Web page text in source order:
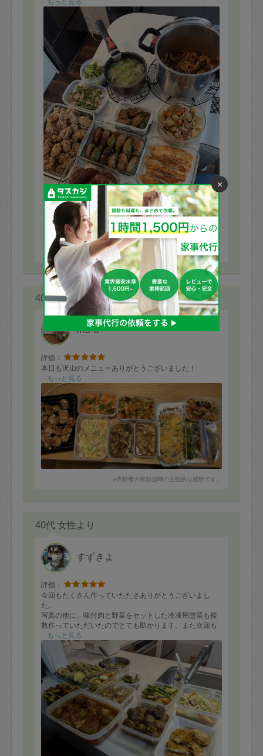
※依頼者の依頼当時の主観的な感想です。
40代 女性より
ma-u
評価：
本日も沢山のメニューありがとうございました！
もっと見る
※依頼者の依頼当時の主観的な感想です。
40代 女性より
すずきよ
評価：
今回もたくさん作っていただきありがとうございまし
た。
写真の他に、味付肉と野菜をセットした冷凍用惣菜も複
数作っていただいたのでとても助かります。また次回も
よろしくお願いします。
もっと見る
×